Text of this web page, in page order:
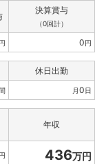
決算賞与
（0回計）
円 0円
休日出勤
月0日
年収
円 436万円